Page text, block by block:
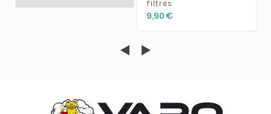
filtrés
9,90 €